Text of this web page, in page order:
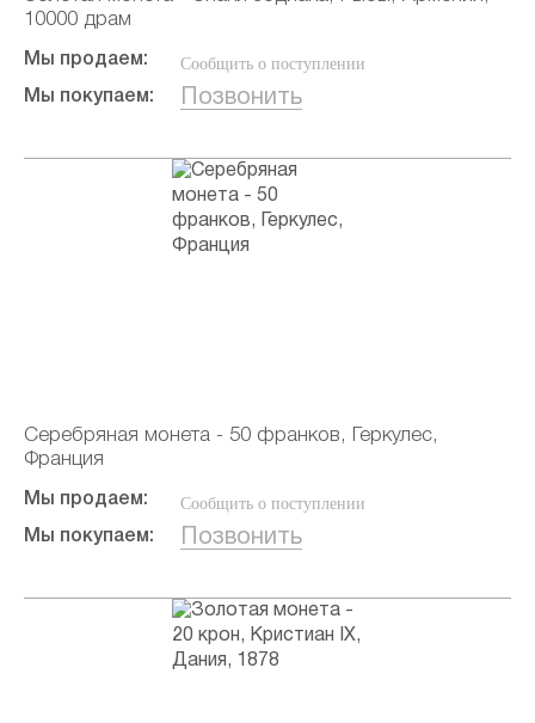
10000 драм
Мы продаем: Сообщить о поступлении
Мы покупаем: Позвонить
Серебряная монета - 50 франков, Геркулес,
Франция
Мы продаем: Сообщить о поступлении
Мы покупаем: Позвонить